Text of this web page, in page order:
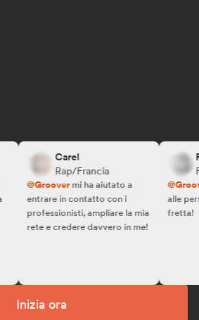
Carel
Rap/Francia
@Groovermi ha aiutato a
entrare in contatto con i
professionisti, ampliare la mia
rete e credere davvero in me!
@Groover
alle
fretta!
Inizia ora